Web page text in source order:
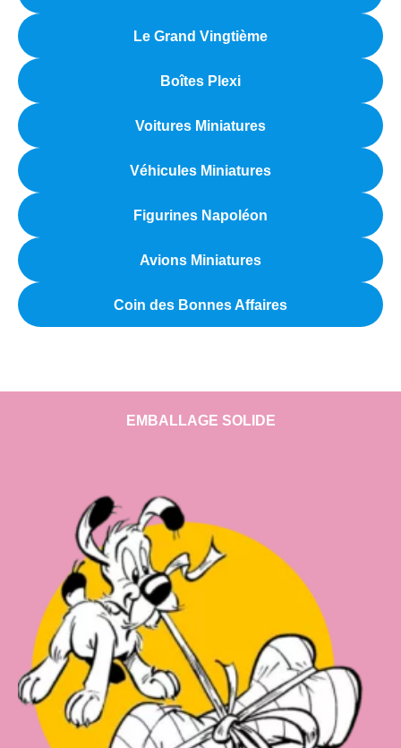
Le Grand Vingtième
Boîtes Plexi
Voitures Miniatures
Véhicules Miniatures
Figurines Napoléon
Avions Miniatures
Coin des Bonnes Affaires
EMBALLAGE SOLIDE